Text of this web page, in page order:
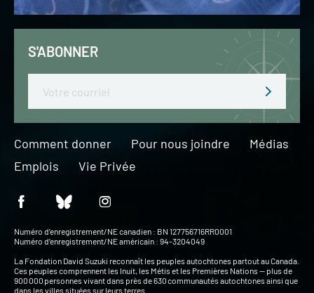
S'ABONNER
Comment donner Pour nous joindre
Médias
Emplois
Vie Privée
Numéro d’enregistrement/NE canadien : BN 127756716RR0001
Numéro d’enregistrement/NE américain : 94-3204049
La Fondation David Suzuki reconnaît les peuples autochtones partout au Canada.
Ces peuples comprennent les Inuit, les Métis et les Premières Nations — plus de
900 000 personnes vivant dans près de 630 communautés autochtones ainsi que
dans les villes situées sur leurs terres.